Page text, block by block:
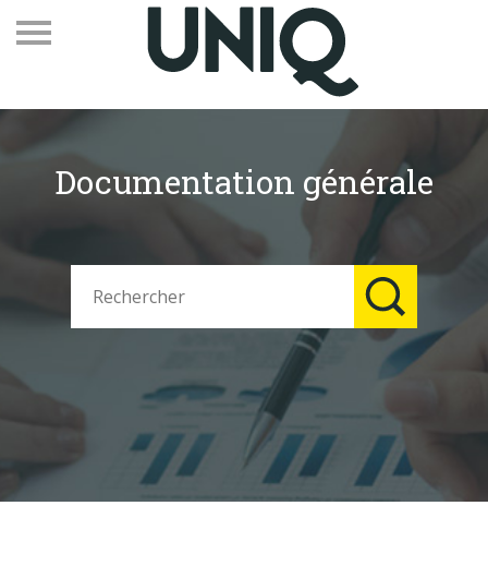
Recevez notre newsletter
Vos contacts
Espace adhérents
EN
Qui sommes-nous
Produits
Documentation générale